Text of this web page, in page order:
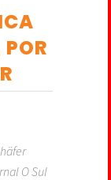
O Sul